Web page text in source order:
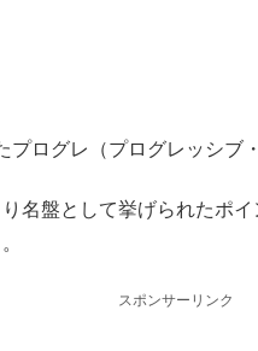
ログレ（プログレッシブ
名盤として挙げられたポ
スポンサーリンク